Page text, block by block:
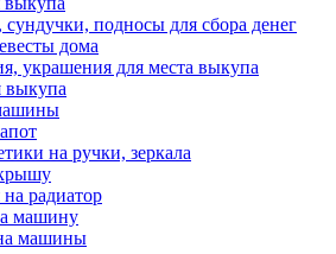
подносы для сбора денег
дома
украшения для места выкупа
выкупа
на ручки, зеркала
радиатор
машину
машины